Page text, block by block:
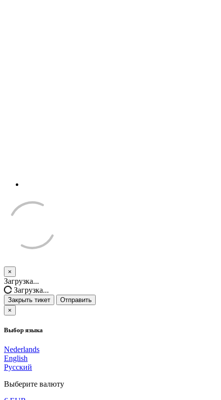
×
Закрыть тикет
Загрузка...
Загрузка...
Закрыть тикет
Отправить
×
Выбор языка
Nederlands
English
Русский
Выберите валюту